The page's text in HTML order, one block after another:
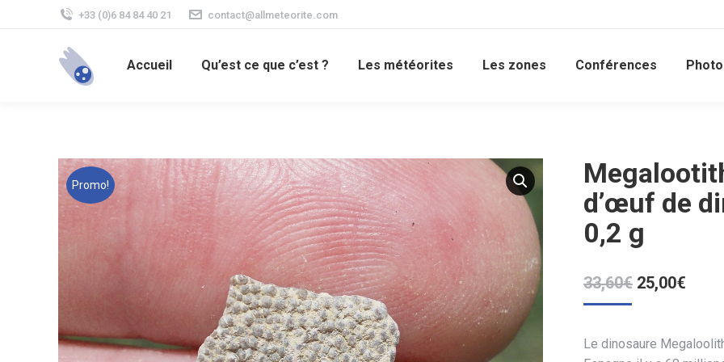
+33 (0)6 84 84 40 21 contact@allmeteorite.com
Accueil Qu’est ce que c’est ? Les météorites Les zones Conférences
Promo!
d’œuf de
0,2 g
33,60€ Le
était :
25,00€
est :
Le dinosaure